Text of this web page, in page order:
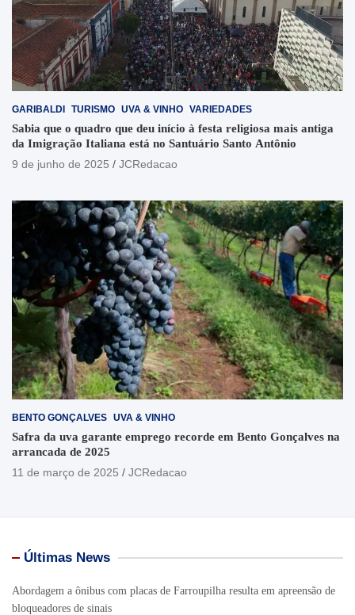
GARIBALDI TURISMO UVA & VINHO VARIEDADES
Sabia que o quadro que deu início à festa religiosa mais antiga
da Imigração Italiana está no Santuário Santo Antônio
9 de junho de 2025
JCRedacao
BENTO GONÇALVES UVA & VINHO
Safra da uva garante emprego recorde em Bento Gonçalves na
arrancada de 2025
11 de março de 2025
JCRedacao
Últimas News
Abordagem a ônibus com placas de Farroupilha resulta em apreensão de
bloqueadores de sinais